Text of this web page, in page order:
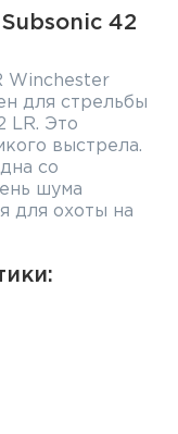
42
Winchester
для стрельбы
LR. Это
выстрела.
со
шума
для охоты на